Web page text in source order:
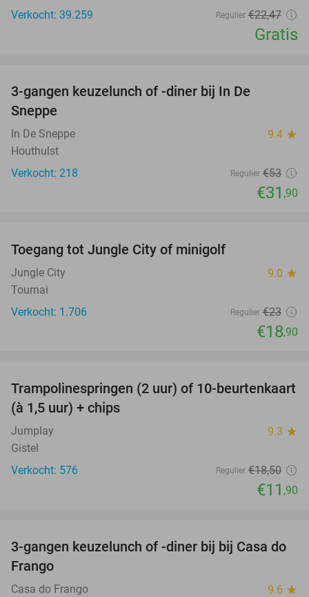
Verkocht: 39.259
Regulier €22,47
Gratis
3-gangen keuzelunch of -diner bij In De
Sneppe
In De Sneppe 9.4 star
Houthulst
Verkocht: 218
Regulier €53
€31 ,90
Toegang tot Jungle City of minigolf
Jungle City 9.0 star
Tournai
Verkocht: 1.706
Regulier €23
€18,90
36%
Trampolinespringen (2 uur) of 10-beurtenkaart
(à 1,5 uur) + chips
Jumplay 9.3 star
Gistel
Verkocht: 576
Regulier €18,50
€11 ,90
34%
3-gangen keuzelunch of -diner bij bij Casa do
Frango
Casa do Frango 9.6 star